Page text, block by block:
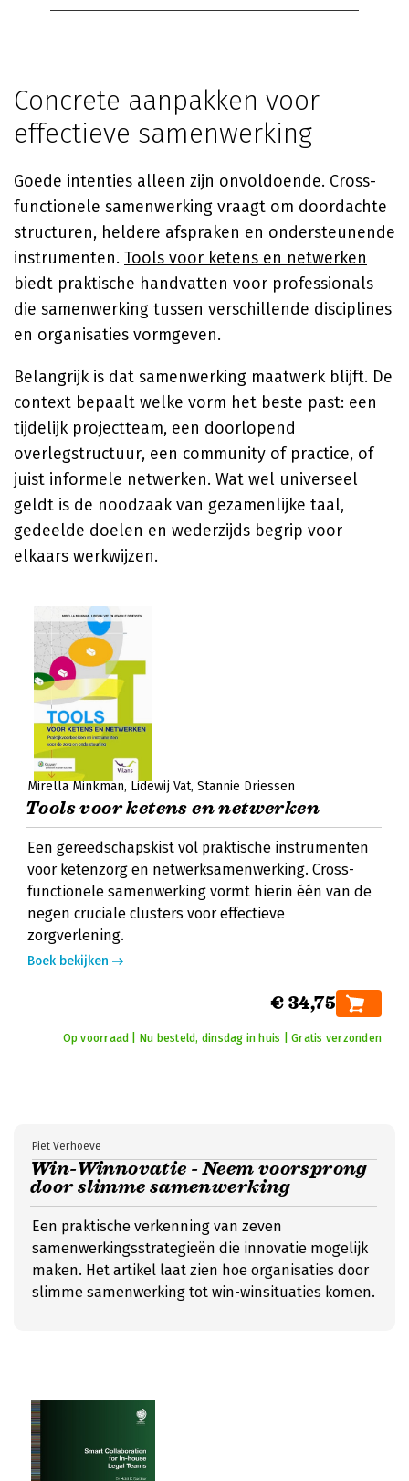
Concrete aanpakken voor
effectieve samenwerking
Goede intenties alleen zijn onvoldoende. Cross-
functionele samenwerking vraagt om doordachte
structuren, heldere afspraken en ondersteunende
instrumenten. Tools voor ketens en netwerken
biedt praktische handvatten voor professionals
die samenwerking tussen verschillende disciplines
en organisaties vormgeven.
Belangrijk is dat samenwerking maatwerk blijft. De
context bepaalt welke vorm het beste past: een
tijdelijk projectteam, een doorlopend
overlegstructuur, een community of practice, of
juist informele netwerken. Wat wel universeel
geldt is de noodzaak van gezamenlijke taal,
gedeelde doelen en wederzijds begrip voor
elkaars werkwijzen.
Mirella Minkman Lidewij Vat Stannie Driessen
Tools voor ketens en netwerken
Een gereedschapskist vol praktische instrumenten
voor ketenzorg en netwerksamenwerking. Cross-
functionele samenwerking vormt hierin één van de
negen cruciale clusters voor effectieve
zorgverlening.
Boek bekijken
€ 34,75
Op voorraad | Nu besteld, dinsdag in huis | Gratis verzonden
Win-Winnovatie - Neem voorsprong
door slimme samenwerking
Piet Verhoeve
Een praktische verkenning van zeven
samenwerkingsstrategieën die innovatie mogelijk
maken. Het artikel laat zien hoe organisaties door
slimme samenwerking tot win-winsituaties komen.